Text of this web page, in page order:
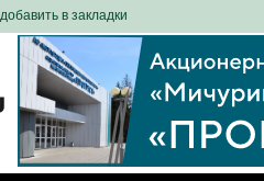
добавить в закладки